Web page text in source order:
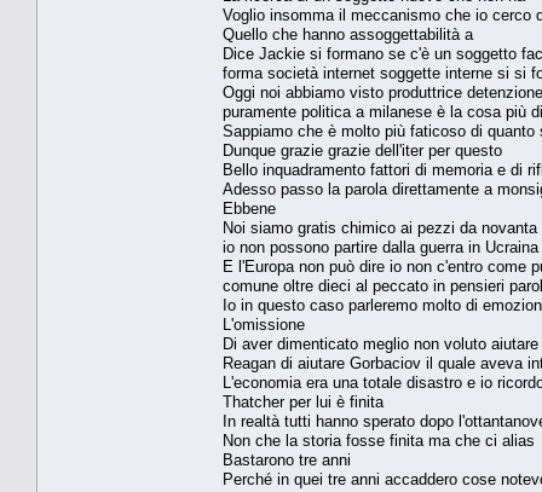
Voglio insomma il meccanismo che io cerco
Quello che hanno assoggettabilità a
Dice Jackie si formano se c'è un soggetto
forma società internet soggette interne si si
Oggi noi abbiamo visto produttrice
puramente politica a milanese è la cosa più
Sappiamo che è molto più faticoso di
Dunque grazie grazie dell'iter per questo
Bello inquadramento fattori di memoria e di
Adesso passo la parola direttamente a
Ebbene
Noi siamo gratis chimico ai pezzi da
io non possono partire dalla guerra in
E l'Europa non può dire io non c'entro come
comune oltre dieci al peccato in pensieri
Io in questo caso parleremo molto di
L'omissione
Di aver dimenticato meglio non voluto
Reagan di aiutare Gorbaciov il quale aveva
L'economia era una totale disastro e io
Thatcher per lui è finita
In realtà tutti hanno sperato dopo
Non che la storia fosse finita ma che ci alias
Bastarono tre anni
Perché in quei tre anni accaddero cose